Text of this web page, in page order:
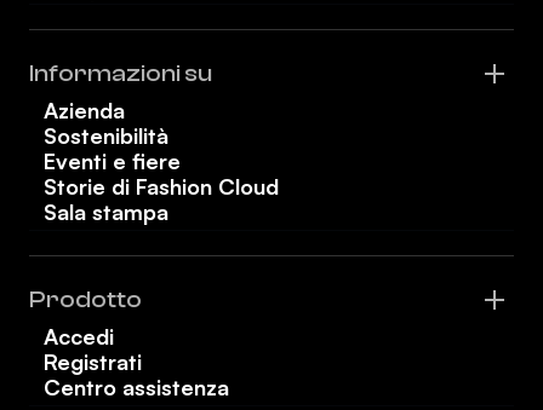
Informazioni su
Azienda
Sostenibilità
Eventi e fiere
Storie di Fashion Cloud
Sala stampa
Prodotto
Accedi
Registrati
Centro assistenza